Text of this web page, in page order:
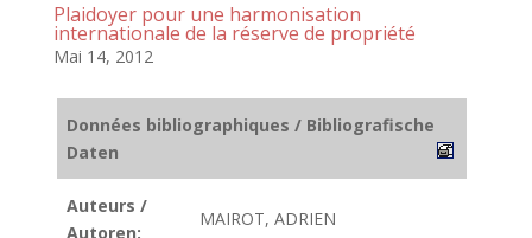
Plaidoyer pour une harmonisation
internationale de la réserve de propriété
Mai 14, 2012
Données bibliographiques / Bibliografische
Daten
Auteurs /
Autoren:
MAIROT, ADRIEN